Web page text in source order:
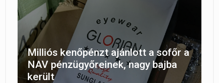
Milliós kenőpénzt ajánlott a sofőr a
NAV pénzügyőreinek, nagy bajba
került